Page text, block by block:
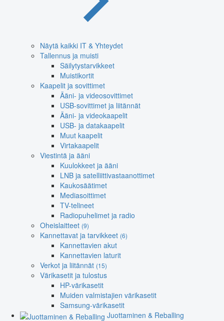
Näytä kaikki IT & Yhteydet
Tallennus ja muisti
Säilytystarvikkeet
Muistikortit
Kaapelit ja sovittimet
Ääni- ja videosovittimet
USB-sovittimet ja liitännät
Ääni- ja videokaapelit
USB- ja datakaapelit
Muut kaapelit
Virtakaapelit
Viestintä ja ääni
Kuulokkeet ja ääni
LNB ja satelliittivastaanottimet
Kaukosäätimet
Mediasoittimet
TV-telineet
Radiopuhelimet ja radio
Oheislaitteet (9)
Kannettavat ja tarvikkeet (6)
Kannettavien akut
Kannettavien laturit
Verkot ja liitännät (15)
Värikasetit ja tulostus
HP-värikasetit
Muiden valmistajien värikasetit
Samsung-värikasetit
Juottaminen & Reballing